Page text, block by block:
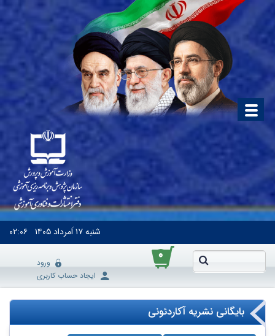
شنبه۱۷ اَمرداد ۱۴۰۵ ۰۲:۰۶
۰
ورود
ایجاد حساب کاربری
بایگانی نشریه آکاردئونی